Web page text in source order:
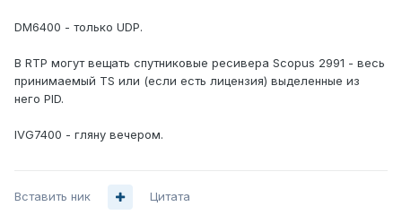
DM6400 - только UDP.
В RTP могут вещать спутниковые ресивера Scopus 2991 - весь
принимаемый TS или (если есть лицензия) выделенные из
него PID.
IVG7400 - гляну вечером.
Вставить ник Цитата